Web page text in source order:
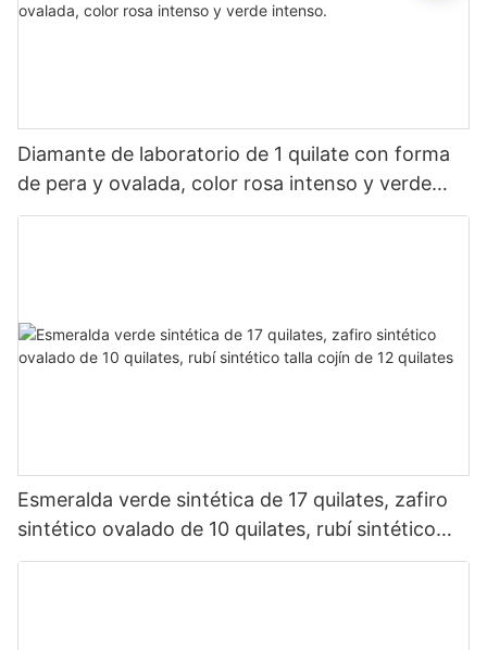
Diamante de laboratorio de 1 quilate con forma
de pera y ovalada, color rosa intenso y verde
intenso.
Esmeralda verde sintética de 17 quilates, zafiro
sintético ovalado de 10 quilates, rubí sintético
talla cojín de 12 quilates